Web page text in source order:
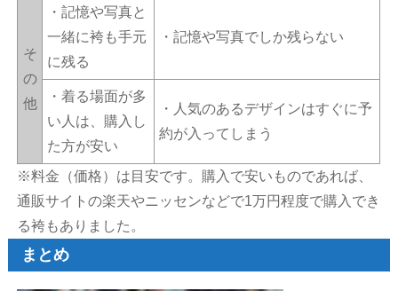
そ
の
他
・記憶や写真と
一緒に袴も手元
に残る
・記憶や写真でしか残らない
・着る場面が多
い人は、購入し
た方が安い
・人気のあるデザインはすぐに予
約が入ってしまう
※料金（価格）は目安です。購入で安いものであれば、
通販サイトの楽天やニッセンなどで1万円程度で購入でき
る袴もありました。
まとめ